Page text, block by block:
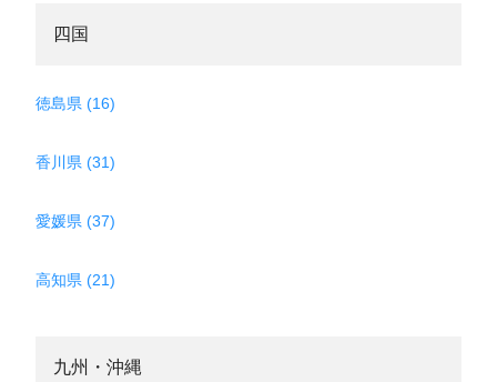
四国
徳島県 (16)
香川県 (31)
愛媛県 (37)
高知県 (21)
九州・沖縄